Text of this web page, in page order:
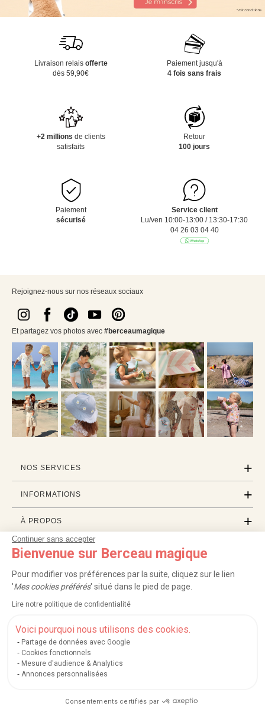
Continuer sans accepter
Bienvenue sur Berceau magique
Pour modifier vos préférences par la suite, cliquez sur le lien
'Mes cookies préférés' situé dans le pied de page.
Lire notre politique de confidentialité
Voici pourquoi nous utilisons des cookies.
Partage de données avec Google
Cookies fonctionnels
Mesure d'audience & Analytics
Annonces personnalisées
Consentements certifiés par
Livraison relais offerte
dès 59,90€
Paiement jusqu'à
4 fois sans frais
+2 millions de clients
satisfaits
Retour
100 jours
Paiement
sécurisé
Service client
Lu/ven 10:00-13:00 / 13:30-17:30
04 26 03 04 40
Rejoignez-nous sur nos réseaux sociaux
Et partagez vos photos avec #berceaumagique
NOS SERVICES
INFORMATIONS
À PROPOS
PROFESSIONNELS
LISTES CADEAUX
Service après-vente| FAQ |Rappels de produits|Protection des données
Mentions légales et crédits| Conditions générales de ventes
Nos moyens de paiement sécurisés